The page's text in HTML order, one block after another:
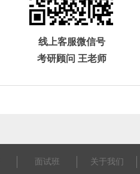
线上客服微信号
考研顾问 王老师
面试班 关于我们